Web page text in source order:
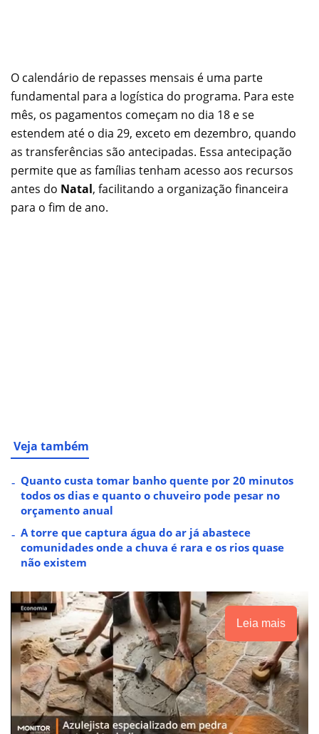
O calendário de repasses mensais é uma parte
fundamental para a logística do programa. Para este
mês, os pagamentos começam no dia 18 e se
estendem até o dia 29, exceto em dezembro, quando
as transferências são antecipadas. Essa antecipação
permite que as famílias tenham acesso aos recursos
antes do Natal, facilitando a organização financeira
para o fim de ano.
Veja também
Quanto custa tomar banho quente por 20 minutos
todos os dias e quanto o chuveiro pode pesar no
orçamento anual
A torre que captura água do ar já abastece
comunidades onde a chuva é rara e os rios quase
não existem
Leia mais